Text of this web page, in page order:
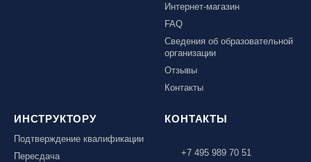
Интернет-магазин
FAQ
Сведения об образовательной
организации
Отзывы
Контакты
ИНСТРУКТОРУ
Подтверждение квалификации
Пересдача
КОНТАКТЫ
+7 495 989 70 51